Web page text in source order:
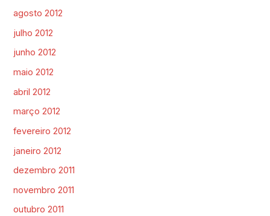
agosto 2012
julho 2012
junho 2012
maio 2012
abril 2012
março 2012
fevereiro 2012
janeiro 2012
dezembro 2011
novembro 2011
outubro 2011